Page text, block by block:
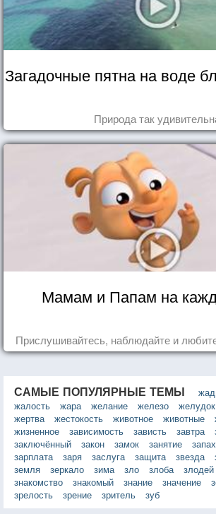
Загадочные пятна на воде
Природа так
Мамам и Папам на
Прислушивайтесь, наблюдайте и
САМЫЕ ПОПУЛЯРНЫЕ ТЕМЫ
жалость
жара желание железо желудок
жертва
жестокость животное животные
жизненное
зависимость зависть завтра
заключённый
закон замок занятие запах
зарплата
заря заслуга защита звезда
земля
зеркало зима зло злоба злодей
знакомство
знакомый знание значение
зрелость
зрение зритель зуб